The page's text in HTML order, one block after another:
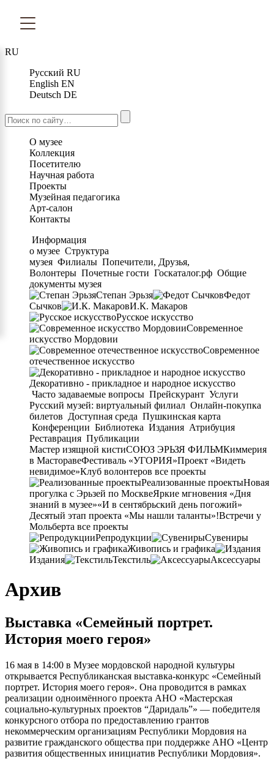
RU
Русский RU
English EN
Deutsch DE
О музее
Коллекция
Посетителю
Научная работа
Проекты
Музейная педагогика
Арт-салон
Контакты
Информация
о музее Структура
музея Филиалы Попечители, Друзья,
Волонтеры Почетные гости Госкаталог.рф Общие
документы музея
Степан Эрьзя
Федот
Сычков
И.К. Макаров
Русское искусство
Современное
искусство Мордовии
Современное
отечественное искусство
Декоративно - прикладное и народное искусство
Часто задаваемые вопросы Прейскурант Услуги
Русский музей: виртуальный филиал Онлайн-покупка
билетов Доступная среда Пушкинская карта
Конференции Библиотека Издания Атрибуция
Реставрация Публикации
Мастер изящной кистиСОЮЗ ЭРЬЗЯ ФИЛЬМКиммерия
в МасторавеФестиваль «УГОРИЯ»Проект «Видеть
невидимое»Клуб волонтеров все проекты
Реализованные проектыНовая
прогулка с Эрьзей по МосквеЯркие мгновения «Дня
знаний в музее»«И в сентябрьский день погожий»
Десятый этап проекта «Мы нашли таланты»!Встречи у
Мольберта все проекты
Репродукции
Сувениры
Живопись и графика
Издания
Текстиль Аксессуары
Архив
Выставка «Семейный портрет.
История моего героя»
16 мая в 14:00 в Музее мордовской народной культуры
открывается Республиканская выставка-конкурс «Семейный
портрет. История моего героя». Она проводится в рамках
реализации одноимённого проекта АНО «Мастерская
социально-культурных проектов “Даридаль”» — победителя
конкурсного отбора по предоставлению грантов
некоммерческим организациям Республики Мордовия на
развитие гражданского общества при поддержке АНО «Центр
развития общественных инициатив Республики Мордовия».